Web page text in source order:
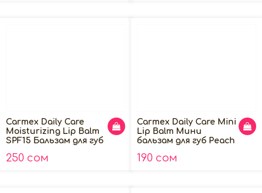
Carmex Daily Care
Moisturizing Lip Balm
SPF15 Бальзам для губ
250 сом
Carmex Daily Care Mini
Lip Balm Мини
бальзам для губ Peach
190 сом